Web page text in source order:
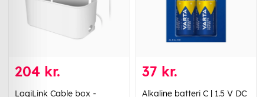
204 kr.
LogiLink Cable box -
37 kr.
Alkaline batteri C | 1.5 V DC